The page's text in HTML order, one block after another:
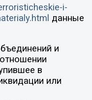
i-
данные
и
в
или